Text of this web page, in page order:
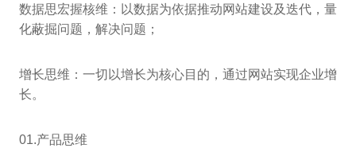
数据思宏握核维：以数据为依据推动网站建设及迭代，量
化蔽掘问题，解决问题；
增长思维：一切以增长为核心目的，通过网站实现企业增
长。
01.产品思维